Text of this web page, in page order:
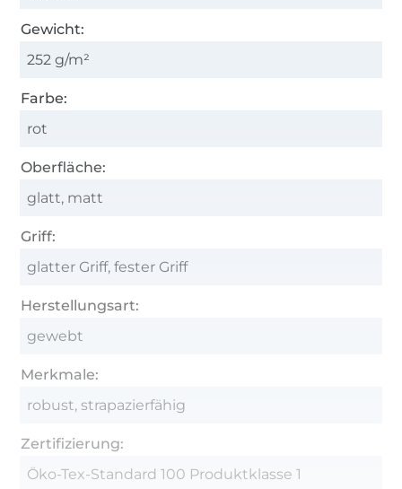
Gewicht:
252 g/m²
Farbe:
rot
Oberfläche:
glatt, matt
Griff:
glatter Griff, fester Griff
Herstellungsart:
gewebt
Merkmale:
robust, strapazierfähig
Zertifizierung:
Öko-Tex-Standard 100 Produktklasse 1